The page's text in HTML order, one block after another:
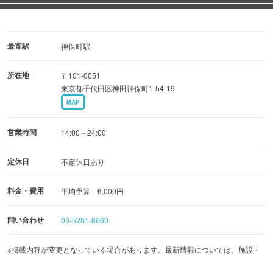
最寄駅 神保町駅
所在地
〒101-0051
東京都千代田区神田神保町1-54-19
MAP
営業時間 14:00～24:00
定休日 不定休日あり
料金・費用 平均予算 6,000円
問い合わせ 03-5281-8660
※掲載内容が変更となっている場合があります。最新情報については、施設・